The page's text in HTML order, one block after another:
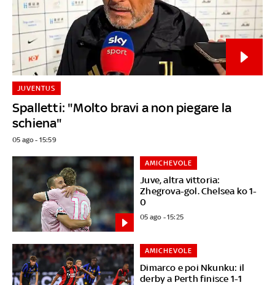
Spalletti: "Molto bravi a non piegare la
schiena"
JUVENTUS
05 ago - 15:59
Juve, altra vittoria:
Zhegrova-gol. Chelsea ko 1-
0
AMICHEVOLE
05 ago - 15:25
Dimarco e poi Nkunku: il
derby a Perth finisce 1-1
AMICHEVOLE